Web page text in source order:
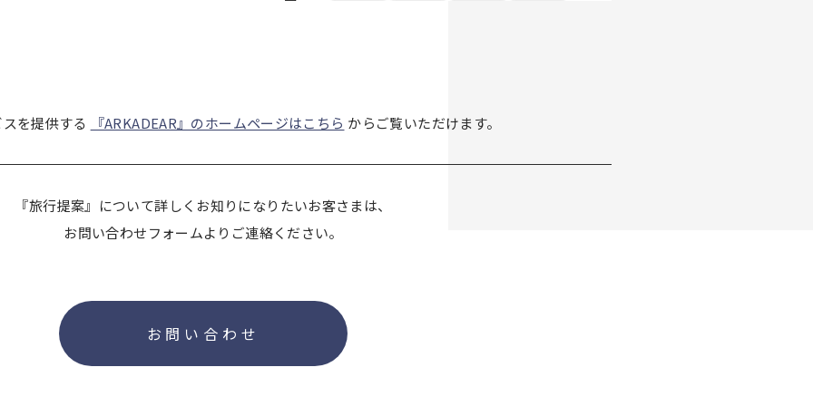
を提供する 『ARKADEAR』のホームページはこちら からご覧いただけます。
『旅行提案』について詳しくお知りになりたいお客さまは、
お問い合わせフォームよりご連絡ください。
お問い合わせ